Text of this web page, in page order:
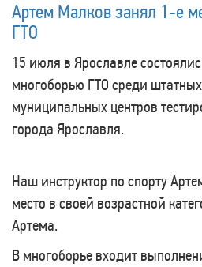
Артем Малков занял 1-е
ГТО
15 июля в Ярославле
многоборью ГТО среди
муниципальных центров
города Ярославля.
Наш инструктор по спорту
место в своей возрастной
Артема.
В многоборье входит